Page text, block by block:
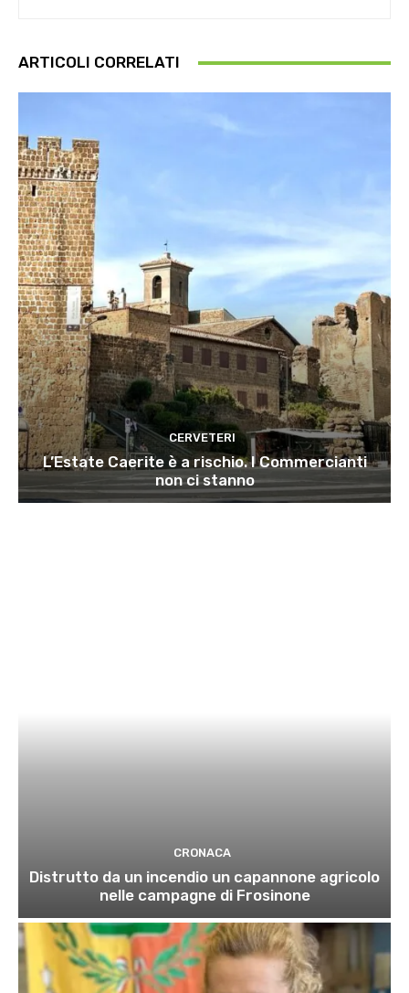
ARTICOLI CORRELATI
CERVETERI
L’Estate Caerite è a rischio. I Commercianti
non ci stanno
CRONACA
Distrutto da un incendio un capannone agricolo
nelle campagne di Frosinone